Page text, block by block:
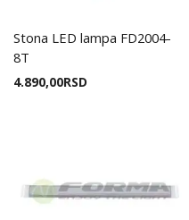
Stona LED lampa FD2004-
8T
4.890,00RSD